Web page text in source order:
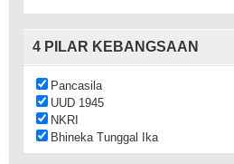
4 PILAR KEBANGSAAN
Pancasila
UUD 1945
NKRI
Bhineka Tunggal Ika